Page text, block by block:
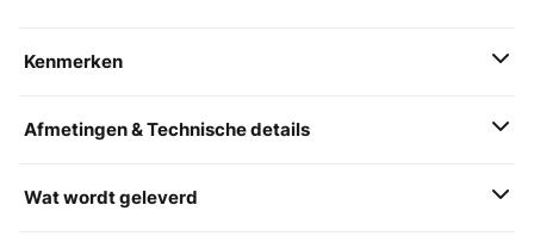
Kenmerken
Afmetingen & Technische details
Wat wordt geleverd